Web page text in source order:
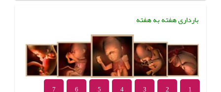
بارداری هفته به هفته
1
2
3
4
5
6
7